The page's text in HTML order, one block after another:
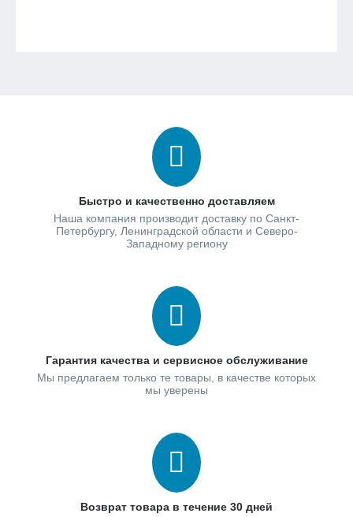
Быстро и качественно доставляем
Наша компания производит доставку по Санкт-
Петербургу, Ленинградской области и Северо-
Западному региону
Гарантия качества и сервисное обслуживание
Мы предлагаем только те товары, в качестве которых
мы уверены
Возврат товара в течение 30 дней